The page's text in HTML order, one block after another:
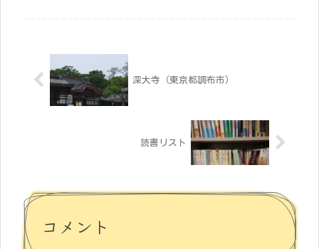
深大寺（東京都調布市）
読書リスト
コメント